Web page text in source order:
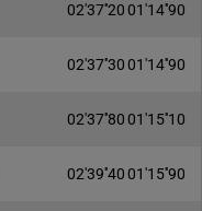
02'37''2001'14''90
02'37''3001'14''90
02'37''8001'15''10
02'39''4001'15''90